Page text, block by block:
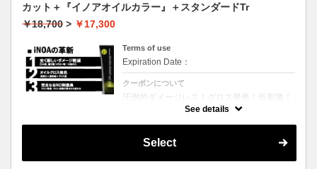
カット＋『イノアオイルカラー』＋スタンダードTr
￥18,700 > ￥17,300
Terms of use
Expiration Date：
クーポンについて
圧倒的ダメージレス！グロス発色！低刺激！
匂いも残らない！全く新しい処方のイノアオ
イルカラーのセットメニュー☆シャンプー、
ブロー込み。※リタッチカラーの場合は
See details
Select